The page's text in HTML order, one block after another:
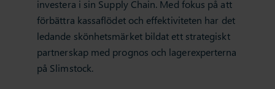
investera i sin Supply Chain. Med fokus på att
förbättra kassaflödet och effektiviteten har det
ledande skönhetsmärket bildat ett strategiskt
partnerskap med prognos och lagerexperterna
på Slimstock.